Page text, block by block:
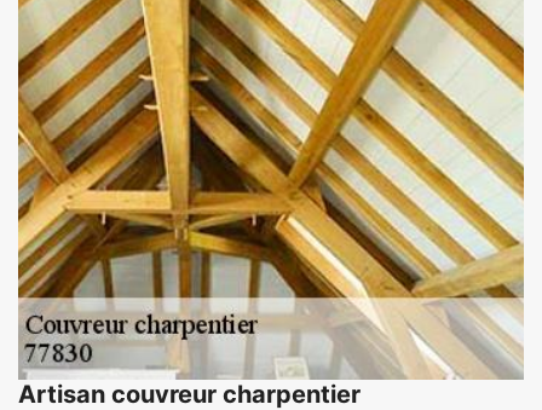
Artisan couvreur charpentier